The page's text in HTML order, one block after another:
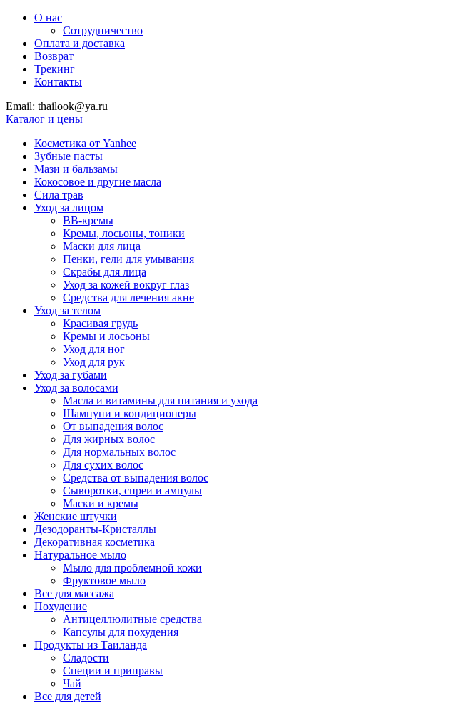
О нас
Сотрудничество
Оплата и доставка
Возврат
Трекинг
Контакты
Email: thailook@ya.ru
Каталог и цены
Косметика от Yanhee
Зубные пасты
Мази и бальзамы
Кокосовое и другие масла
Сила трав
Уход за лицом
BB-кремы
Кремы, лосьоны, тоники
Маски для лица
Пенки, гели для умывания
Скрабы для лица
Уход за кожей вокруг глаз
Средства для лечения акне
Уход за телом
Красивая грудь
Кремы и лосьоны
Уход для ног
Уход для рук
Уход за губами
Уход за волосами
Масла и витамины для питания и ухода
Шампуни и кондиционеры
От выпадения волос
Для жирных волос
Для нормальных волос
Для сухих волос
Средства от выпадения волос
Сыворотки, спреи и ампулы
Маски и кремы
Женские штучки
Дезодоранты-Кристаллы
Декоративная косметика
Натуральное мыло
Мыло для проблемной кожи
Фруктовое мыло
Все для массажа
Похудение
Антицеллюлитные средства
Капсулы для похудения
Продукты из Таиланда
Сладости
Специи и приправы
Чай
Все для детей